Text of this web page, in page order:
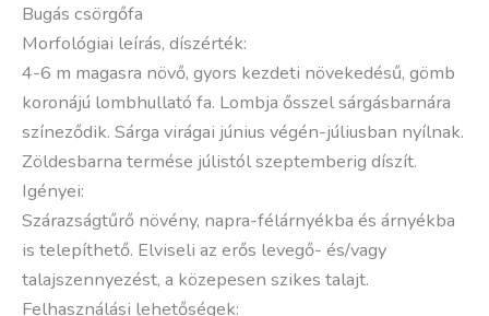
Bugás csörgőfa
Morfológiai leírás, díszérték:
4-6 m magasra növő, gyors kezdeti növekedésű, gömb
koronájú lombhullató fa. Lombja ősszel sárgásbarnára
színeződik. Sárga virágai június végén-júliusban nyílnak.
Zöldesbarna termése júlistól szeptemberig díszít.
Igényei:
Szárazságtűrő növény, napra-félárnyékba és árnyékba
is telepíthető. Elviseli az erős levegő- és/vagy
talajszennyezést, a közepesen szikes talajt.
Felhasználási lehetőségek: